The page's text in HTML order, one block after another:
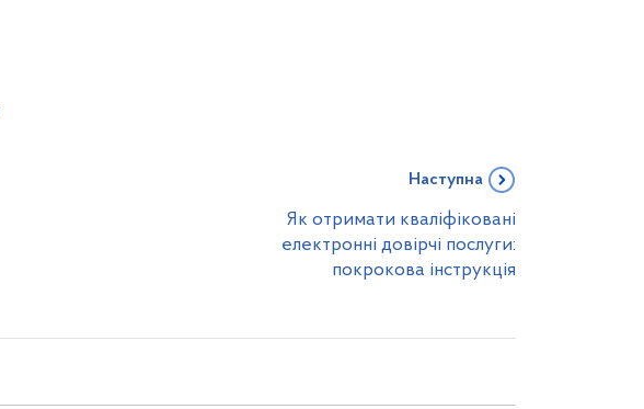
Наступна
Як отримати кваліфіковані
електронні довірчі послуги:
покрокова інструкція